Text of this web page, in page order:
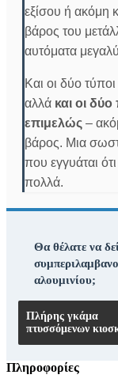
εξίσου ή ακόμη
βάρος του
αυτόματα
Και οι δύο τύποι
αλλά και οι
επιμελώς –
βάρος. Μια
που εγγυάται
πολλά.
Θα θέλατε να
αλουμινίου;
Πλήρης γκάμα
πτυσσόμενων
Πληροφορίες